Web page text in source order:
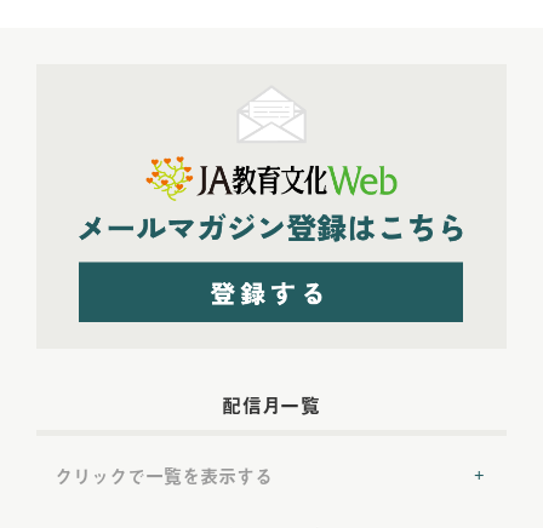
配信月一覧
クリックで一覧を表示する